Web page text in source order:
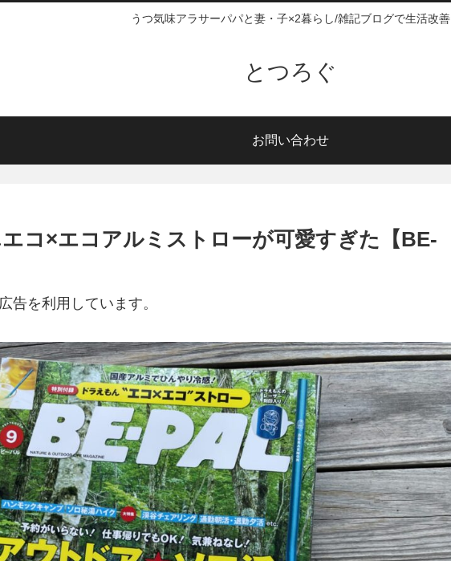
うつ気味アラサーパパと妻・子×2暮らし/雑記ブログで生活改善
とつろぐ
お問い合わせ
エコ×エコアルミストローが可愛すぎた【BE-
告を利用しています。